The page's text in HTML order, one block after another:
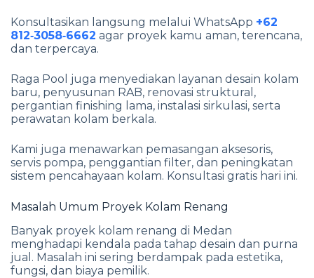
Konsultasikan langsung melalui WhatsApp +62
812‑3058‑6662 agar proyek kamu aman, terencana,
dan terpercaya.
Raga Pool juga menyediakan layanan desain kolam
baru, penyusunan RAB, renovasi struktural,
pergantian finishing lama, instalasi sirkulasi, serta
perawatan kolam berkala.
Kami juga menawarkan pemasangan aksesoris,
servis pompa, penggantian filter, dan peningkatan
sistem pencahayaan kolam. Konsultasi gratis hari ini.
Masalah Umum Proyek Kolam Renang
Banyak proyek kolam renang di Medan
menghadapi kendala pada tahap desain dan purna
jual. Masalah ini sering berdampak pada estetika,
fungsi, dan biaya pemilik.